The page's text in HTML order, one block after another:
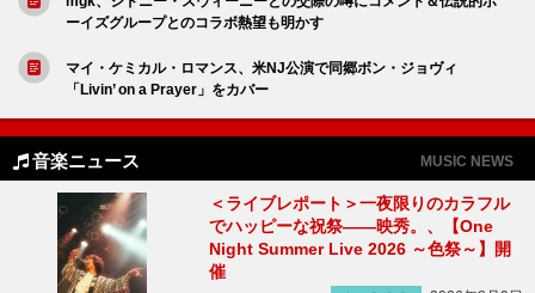
ーイズグループとのコラボ熱望も明かす
マイ・ケミカル・ロマンス、米NJ公演で同郷ボン・ジョヴィ
「Livin’ on a Prayer」をカバー
音楽ニュース MUSIC NEWS
＜ライブレポート＞一夜限りのカラフル
でハッピーな祝祭――映秀。、【One
Night Summer Live 2026 ～色祭～】開
催